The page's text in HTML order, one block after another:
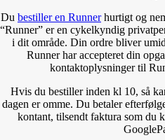
Du bestiller en Runnerhurtigt og
“Runner” er en cykelkyndig
i dit område. Din ordre bliver
Runner har accepteret din
kontaktoplysninger til
Hvis du bestiller inden kl 10, så
dagen er omme. Du betaler
kontant, tilsendt faktura som du